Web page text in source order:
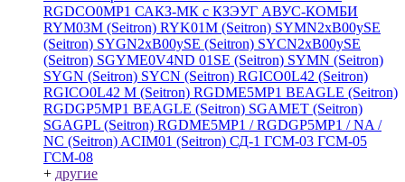
RGDCO0MP1 САКЗ-МК с КЗЭУГ АВУС-КОМБИ
RYM03M (Seitron) RYK01M (Seitron) SYMN2хB00ySE
(Seitron) SYGN2xB00ySE (Seitron) SYCN2xB00ySE
(Seitron) SGYME0V4ND 01SE (Seitron) SYMN (Seitron)
SYGN (Seitron) SYCN (Seitron) RGICO0L42 (Seitron)
RGICO0L42 M (Seitron) RGDME5MP1 BEAGLE (Seitron)
RGDGP5MP1 BEAGLE (Seitron) SGAMET (Seitron)
SGAGPL (Seitron) RGDME5MP1 / RGDGP5MP1 / NA /
NC (Seitron) ACIM01 (Seitron) СД-1 ГСМ-03 ГСМ-05
ГСМ-08
+ другие